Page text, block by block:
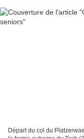
Départ du col du